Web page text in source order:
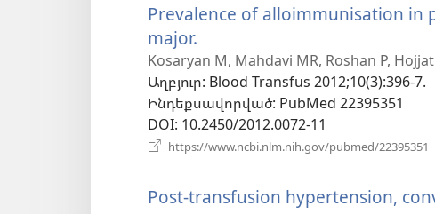
Prevalence of alloimmunisation in
major.
է
նոր
պատուհան)
Kosaryan M, Mahdavi MR, Roshan P,
Աղբյուր‎: Blood Transfus 2012;10(3):396-7.
Ինդեքսավորված‎: PubMed 22395351
DOI‎: 10.2450/2012.0072-11
https://www.ncbi.nlm.nih.gov/pubmed/22395351
Post-transfusion hypertension,